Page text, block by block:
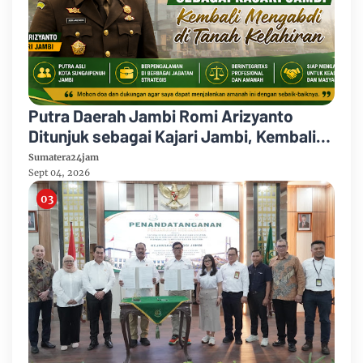
Putra Daerah Jambi Romi Arizyanto
Ditunjuk sebagai Kajari Jambi, Kembali
Mengabdi di Tanah Kelahiran
Sumatera24jam
Sept 04, 2026